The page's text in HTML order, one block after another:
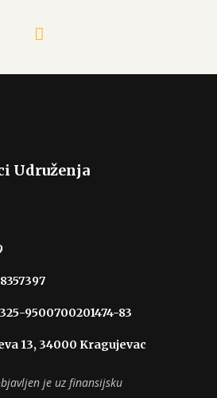
Udruženja
325-9500700201474-83
13, 34000 Kragujevac
je uz finansijsku